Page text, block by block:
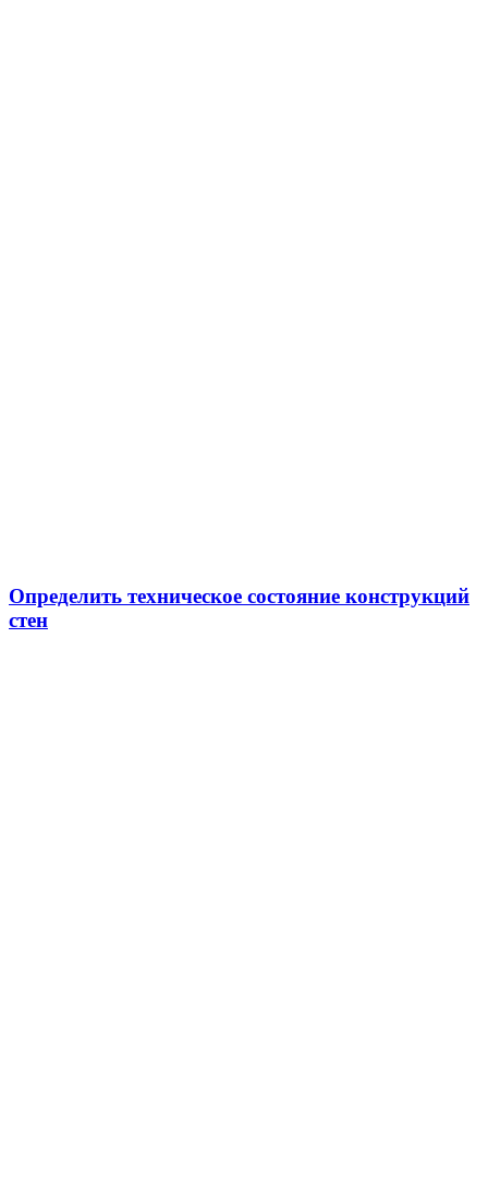
Определить техническое состояние конструкций
стен